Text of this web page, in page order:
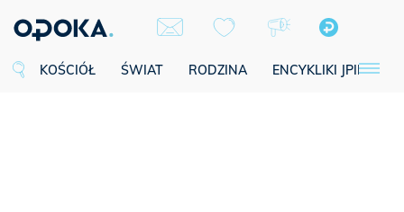
KOŚCIÓŁ ŚWIAT RODZINA ENCYKLIKI JPII